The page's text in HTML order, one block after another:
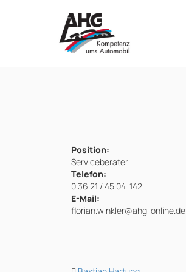
Position:
Serviceberater
Telefon:
0 36 21 / 45 04-142
E-Mail:
florian.winkler@ahg-online.de